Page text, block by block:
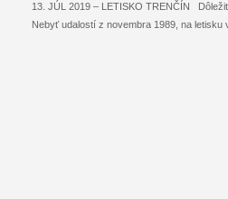
13. JÚL 2019 – LETISKO TRENČÍN
Nebyť udalostí z novembra 1989, na letisku